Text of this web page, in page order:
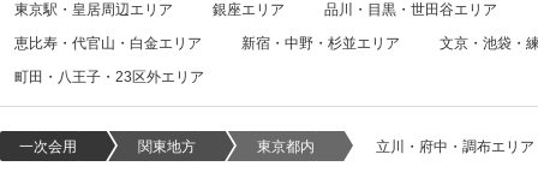
東京駅・皇居周辺エリア 銀座エリア 品川・目黒・世田谷エリア
恵比寿・代官山・白金エリア
新宿・中野・杉並エリア
文京・池袋・
町田・八王子・23区外エリア
一次会用 関東地方 東京都内 立川・府中・調布エリア